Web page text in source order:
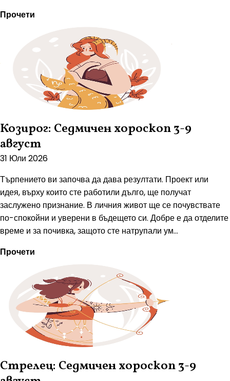
Прочети
Козирог: Седмичен хороскоп 3-9
август
31 Юли 2026
Търпението ви започва да дава резултати. Проект или
идея, върху които сте работили дълго, ще получат
заслужено признание. В личния живот ще се почувствате
по-спокойни и уверени в бъдещето си. Добре е да отделите
време и за почивка, защото сте натрупали ум...
Прочети
Стрелец: Седмичен хороскоп 3-9